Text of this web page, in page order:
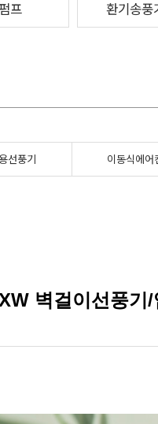
펌프 환기송풍
선풍기 이동식에어
벽걸이선풍기